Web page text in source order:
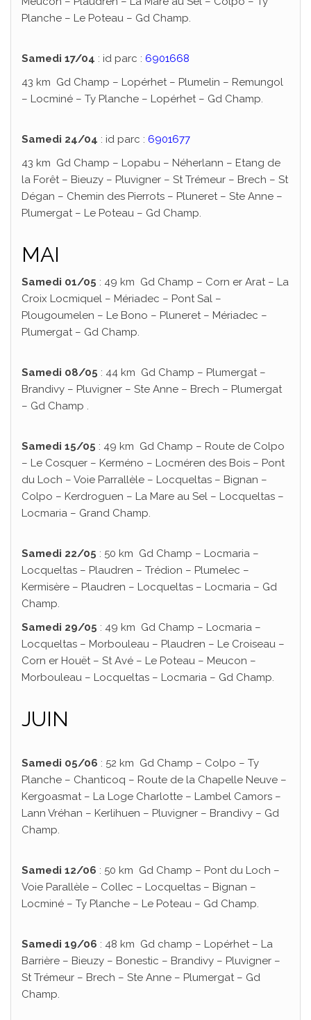
Planche – Le Poteau – Gd Champ.
Samedi 17/04 : id parc : 6901668
43 km Gd Champ – Lopérhet – Plumelin – Remungol
– Locminé – Ty Planche – Lopérhet – Gd Champ.
Samedi 24/04 : id parc : 6901677
43 km Gd Champ – Lopabu – Néherlann – Etang de
la Forêt – Bieuzy – Pluvigner – St Trémeur – Brech – St
Dégan – Chemin des Pierrots – Pluneret – Ste Anne –
Plumergat – Le Poteau – Gd Champ.
MAI
Samedi 01/05 : 49 km Gd Champ – Corn er Arat – La
Croix Locmiquel – Mériadec – Pont Sal –
Plougoumelen – Le Bono – Pluneret – Mériadec –
Plumergat – Gd Champ.
Samedi 08/05 : 44 km Gd Champ – Plumergat –
Brandivy – Pluvigner – Ste Anne – Brech – Plumergat
– Gd Champ .
Samedi 15/05 : 49 km Gd Champ – Route de Colpo
– Le Cosquer – Kerméno – Locméren des Bois – Pont
du Loch – Voie Parrallèle – Locqueltas – Bignan –
Colpo – Kerdroguen – La Mare au Sel – Locqueltas –
Locmaria – Grand Champ.
Samedi 22/05 : 50 km Gd Champ – Locmaria –
Locqueltas – Plaudren – Trédion – Plumelec –
Kermisère – Plaudren – Locqueltas – Locmaria – Gd
Champ.
Samedi 29/05 : 49 km Gd Champ – Locmaria –
Locqueltas – Morbouleau – Plaudren – Le Croiseau –
Corn er Houët – St Avé – Le Poteau – Meucon –
Morbouleau – Locqueltas – Locmaria – Gd Champ.
JUIN
Samedi 05/06 : 52 km Gd Champ – Colpo – Ty
Planche – Chanticoq – Route de la Chapelle Neuve –
Kergoasmat – La Loge Charlotte – Lambel Camors –
Lann Vréhan – Kerlihuen – Pluvigner – Brandivy – Gd
Champ.
Samedi 12/06 : 50 km Gd Champ – Pont du Loch –
Voie Parallèle – Collec – Locqueltas – Bignan –
Locminé – Ty Planche – Le Poteau – Gd Champ.
Samedi 19/06 : 48 km Gd champ – Lopérhet – La
Barrière – Bieuzy – Bonestic – Brandivy – Pluvigner –
St Trémeur – Brech – Ste Anne – Plumergat – Gd
Champ.